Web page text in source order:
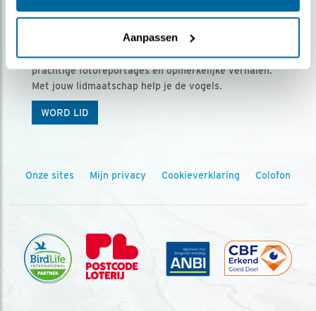
Aanpassen
Ontvang 5 x Vogels voor € 36,00 per jaar
Vogels is het tijdschrift voor onze leden, met
prachtige fotoreportages en opmerkelijke verhalen.
Met jouw lidmaatschap help je de vogels.
WORD LID
Onze sites Mijn privacy Cookieverklaring Colofon